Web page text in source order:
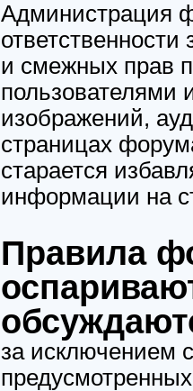
Администрация
и смежных прав
пользователями
изображений,
страницах
старается
информации на
Правила
за исключением